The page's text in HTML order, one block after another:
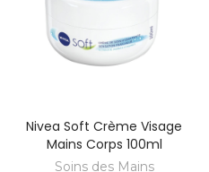
Nivea Soft Crème Visage
Mains Corps 100ml
Soins des Mains